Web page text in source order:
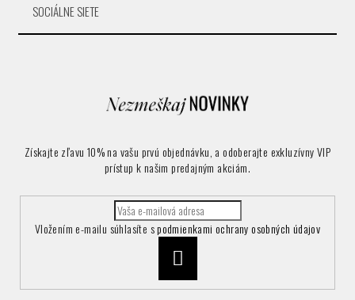
SOCIÁLNE SIETE
Získajte zľavu 10% na vašu prvú objednávku, a odoberajte exkluzívny VIP
prístup k našim predajným akciám.
Vložením e-mailu súhlasíte spodmienkami ochrany osobných údajov